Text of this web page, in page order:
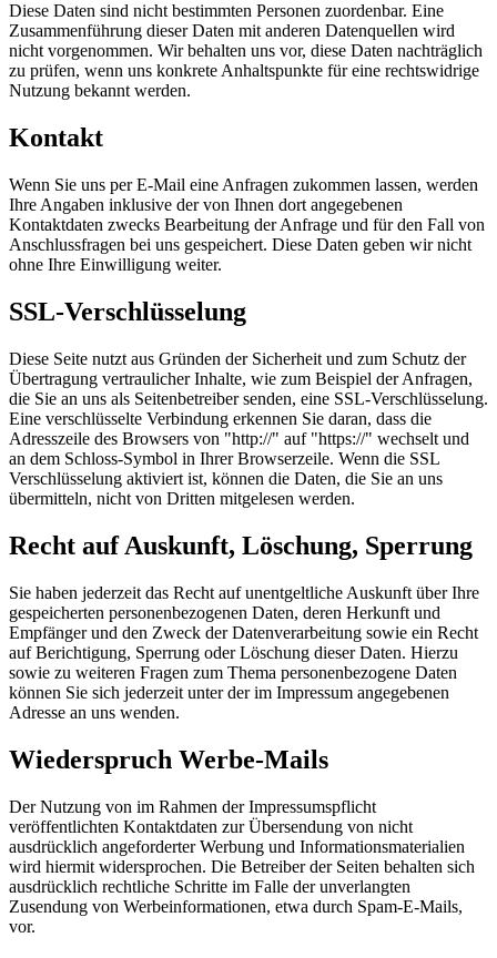
Diese Daten sind nicht bestimmten Personen zuordenbar. Eine
Zusammenführung dieser Daten mit anderen Datenquellen wird
nicht vorgenommen. Wir behalten uns vor, diese Daten nachträglich
zu prüfen, wenn uns konkrete Anhaltspunkte für eine rechtswidrige
Nutzung bekannt werden.
Kontakt
Wenn Sie uns per E-Mail eine Anfragen zukommen lassen, werden
Ihre Angaben inklusive der von Ihnen dort angegebenen
Kontaktdaten zwecks Bearbeitung der Anfrage und für den Fall von
Anschlussfragen bei uns gespeichert. Diese Daten geben wir nicht
ohne Ihre Einwilligung weiter.
SSL-Verschlüsselung
Diese Seite nutzt aus Gründen der Sicherheit und zum Schutz der
Übertragung vertraulicher Inhalte, wie zum Beispiel der Anfragen,
die Sie an uns als Seitenbetreiber senden, eine SSL-Verschlüsselung.
Eine verschlüsselte Verbindung erkennen Sie daran, dass die
Adresszeile des Browsers von "http://" auf "https://" wechselt und
an dem Schloss-Symbol in Ihrer Browserzeile. Wenn die SSL
Verschlüsselung aktiviert ist, können die Daten, die Sie an uns
übermitteln, nicht von Dritten mitgelesen werden.
Recht auf Auskunft, Löschung, Sperrung
Sie haben jederzeit das Recht auf unentgeltliche Auskunft über Ihre
gespeicherten personenbezogenen Daten, deren Herkunft und
Empfänger und den Zweck der Datenverarbeitung sowie ein Recht
auf Berichtigung, Sperrung oder Löschung dieser Daten. Hierzu
sowie zu weiteren Fragen zum Thema personenbezogene Daten
können Sie sich jederzeit unter der im Impressum angegebenen
Adresse an uns wenden.
Wiederspruch Werbe-Mails
Der Nutzung von im Rahmen der Impressumspflicht
veröffentlichten Kontaktdaten zur Übersendung von nicht
ausdrücklich angeforderter Werbung und Informationsmaterialien
wird hiermit widersprochen. Die Betreiber der Seiten behalten sich
ausdrücklich rechtliche Schritte im Falle der unverlangten
Zusendung von Werbeinformationen, etwa durch Spam-E-Mails,
vor.